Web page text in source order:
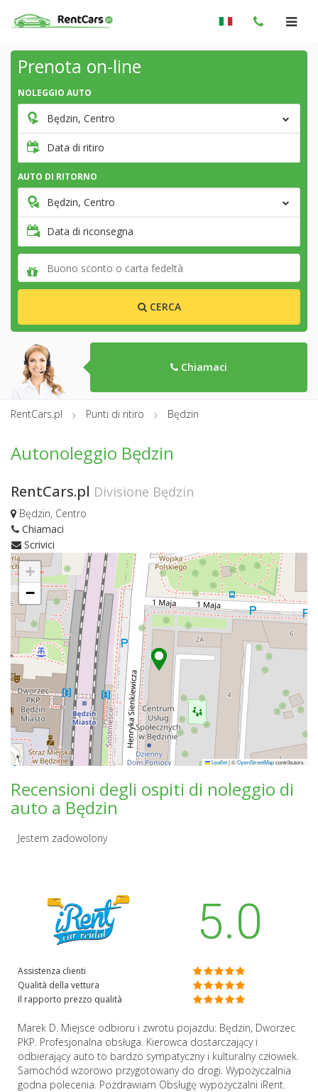
Prenota on-line
NOLEGGIO AUTO
Będzin, Centro
Data di ritiro
AUTO DI RITORNO
Będzin, Centro
Data di riconsegna
CERCA
Chiamaci
RentCars.pl Punti di ritiro Będzin
Autonoleggio Będzin
RentCars.pl Divisione Będzin
Będzin, Centro
Chiamaci
Scrivici
+
−
Leaflet|©OpenStreetMapcontributors
Recensioni degli ospiti di noleggio di
auto a Będzin
Jestem zadowolony
5.0
Assistenza clienti
Qualità della vettura
Il rapporto prezzo qualità
Marek D. Miejsce odbioru i zwrotu pojazdu: Będzin, Dworzec
PKP. Profesjonalna obsługa. Kierowca dostarczający i
odbierający auto to bardzo sympatyczny i kulturalny człowiek.
Samochód wzorowo przygotowany do drogi. Wypożyczalnia
godna polecenia. Pozdrawiam Obsługę wypożyczalni iRent.